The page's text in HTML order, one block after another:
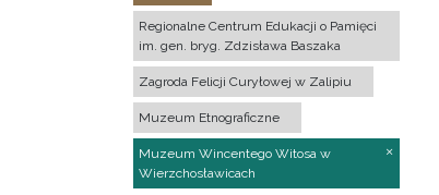
Regionalne Centrum Edukacji o Pamięci
im. gen. bryg. Zdzisława Baszaka
Zagroda Felicji Curyłowej w Zalipiu
Muzeum Etnograficzne
Muzeum Wincentego Witosa w
Wierzchosławicach